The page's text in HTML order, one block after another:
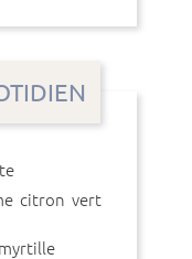
citron vert